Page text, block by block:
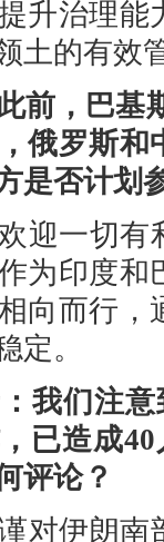
升治理
土的有效
前，巴基
俄罗斯
是否计划
迎一切有
为印度
向而行
定。
我们注
已造成
评论？
对伊朗南